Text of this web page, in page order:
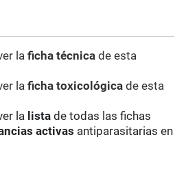
laficha técnica de esta
laficha toxicológica de esta
la lista de todas las fichas
activas antiparasitarias en